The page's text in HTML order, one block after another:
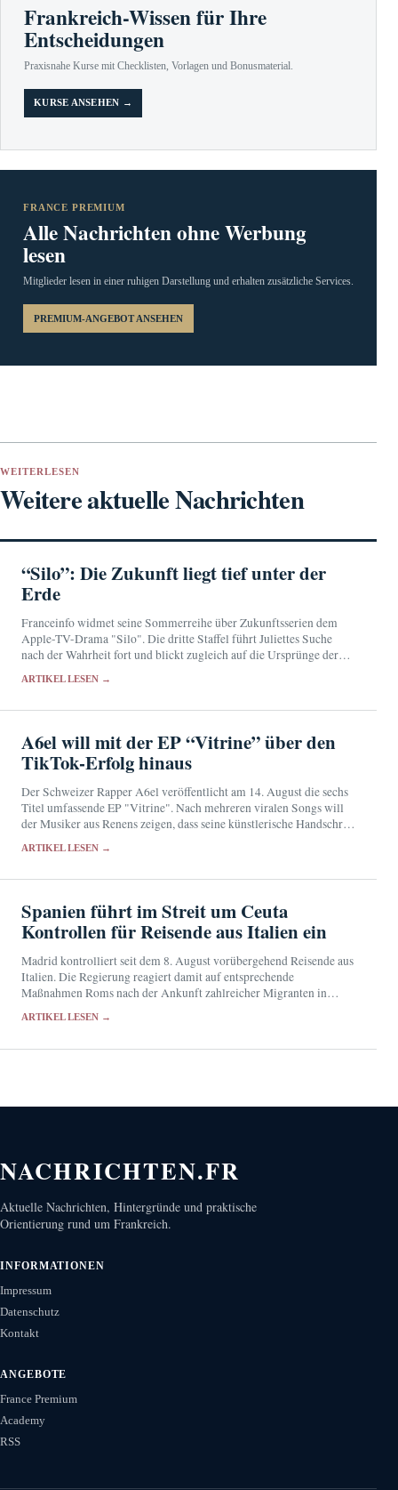
Frankreich-Wissen für Ihre
Entscheidungen
Praxisnahe Kurse mit Checklisten, Vorlagen und Bonusmaterial.
KURSE ANSEHEN →
FRANCE PREMIUM
Alle Nachrichten ohne Werbung
lesen
Mitglieder lesen in einer ruhigen Darstellung und erhalten zusätzliche Services.
PREMIUM-ANGEBOT ANSEHEN
WEITERLESEN
Weitere aktuelle Nachrichten
“Silo”: Die Zukunft liegt tief unter der
Erde
Franceinfo widmet seine Sommerreihe über Zukunftsserien dem
Apple-TV-Drama "Silo". Die dritte Staffel führt Juliettes Suche
nach der Wahrheit fort und blickt zugleich auf die Ursprünge der
ARTIKEL LESEN →
A6el will mit der EP “Vitrine” über den
TikTok-Erfolg hinaus
Der Schweizer Rapper A6el veröffentlicht am 14. August die sechs
Titel umfassende EP "Vitrine". Nach mehreren viralen Songs will
der Musiker aus Renens zeigen, dass seine künstlerische Handschrift
ARTIKEL LESEN →
Spanien führt im Streit um Ceuta
Kontrollen für Reisende aus Italien ein
Madrid kontrolliert seit dem 8. August vorübergehend Reisende aus
Italien. Die Regierung reagiert damit auf entsprechende
Maßnahmen Roms nach der Ankunft zahlreicher Migranten in
ARTIKEL LESEN →
NACHRICHTEN.FR
Aktuelle Nachrichten, Hintergründe und praktische
Orientierung rund um Frankreich.
INFORMATIONEN
Impressum
Datenschutz
Kontakt
ANGEBOTE
France Premium
Academy
RSS